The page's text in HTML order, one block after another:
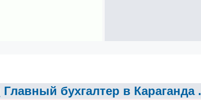
Главный бухгалтер в Караганда .